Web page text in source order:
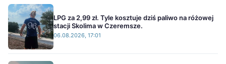
LPG za 2,99 zł. Tyle kosztuje dziś paliwo na różowej
stacji Skolima w Czeremsze.
06.08.2026, 17:01